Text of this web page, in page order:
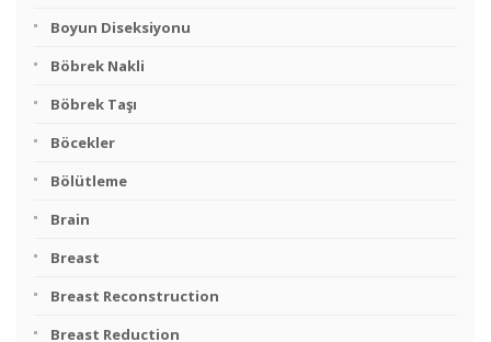
Boyun Diseksiyonu
Böbrek Nakli
Böbrek Taşı
Böcekler
Bölütleme
Brain
Breast
Breast Reconstruction
Breast Reduction